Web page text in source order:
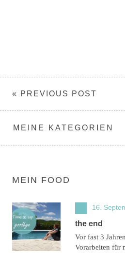
« PREVIOUS POST
MEINE KATEGORIEN
MEIN FOOD
16.
the end
Vor fast 3
Vorarbeiten für